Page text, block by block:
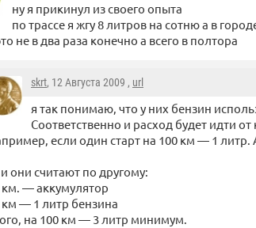
ну я прикинул из своего опыта
по трассе я жгу 8 литров на сотню а в
не в два раза конечно а всего в полтора
skrt, 12 Августа 2009 , url
я так понимаю, что у них бензин
Соответственно и расход будет идти от
если один старт на 100 км — 1 литр.
они считают по другому:
км. — аккумулятор
км — 1 литр бензина
на 100 км — 3 литр минимум.